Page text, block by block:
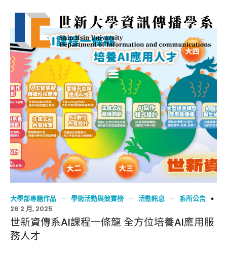
大學部專題作品 – 學術活動與競賽榜 – 活動訊息 – 系所公告
26 2 月, 2025
世新資傳系AI課程一條龍 全方位培養AI應用服
務人才